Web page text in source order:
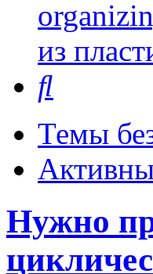
из
Темы
Нужно